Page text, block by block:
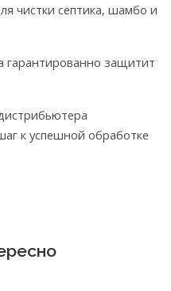
чистки септика, шамбо и
гарантированно защитит
к успешной обработке